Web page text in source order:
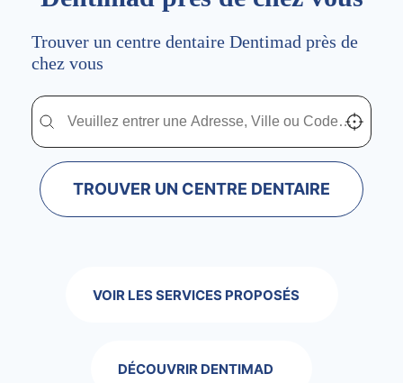
Trouver un centre dentaire Dentimad près de
chez vous
Trouver un centre dentaire Dentimad près de
Trouver un centre dentaire Dentimad près de chez vous Localisez-
TROUVER UN CENTRE DENTAIRE
VOIR LES SERVICES PROPOSÉS
DÉCOUVRIR DENTIMAD